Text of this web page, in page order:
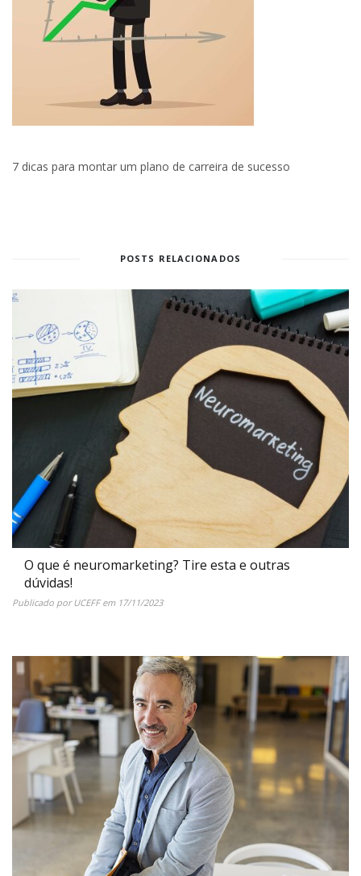
7 dicas para montar um plano de carreira de sucesso
POSTS RELACIONADOS
O que é neuromarketing? Tire esta e outras
dúvidas!
Publicado porUCEFFem 17/11/2023